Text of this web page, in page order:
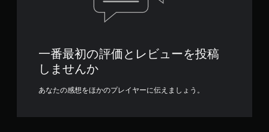
一番最初の評価とレビューを投稿
しませんか
あなたの感想をほかのプレイヤーに伝えましょう。